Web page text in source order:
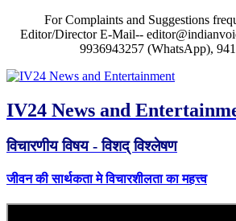
For Complaints and Suggestions
Editor/Director E-Mail--
9936943257 (WhatsApp),
IV24 News and
विचारणीय विषय - विशद् विश्लेषण
जीवन की सार्थकता मे विचारशीलता का महत्त्व